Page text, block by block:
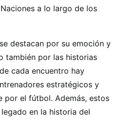
a lo largo de los
destacan por su emoción y
también por las historias
cada encuentro hay
estratégicos y
por el fútbol. Además, estos
en la historia del